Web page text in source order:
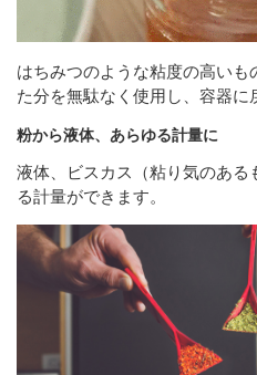
はちみつのような粘度の高い
た分を無駄なく使用し、容器に
粉から液体、あらゆる計量に
液体、ビスカス（粘り気のあ
る計量ができます。